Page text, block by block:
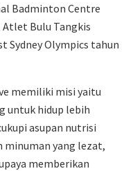
Badminton Centre
Atlet Bulu Tangkis
Sydney Olympics tahun
memiliki misi yaitu
untuk hidup lebih
asupan nutrisi
minuman yang lezat,
memberikan